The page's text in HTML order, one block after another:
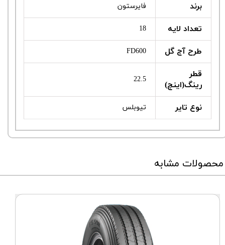
برند فایرستون
تعداد لایه 18
طرح آج گل FD600
قطر
رینگ(اینچ)
22.5
نوع تایر تیوبلس
محصولات مشابه